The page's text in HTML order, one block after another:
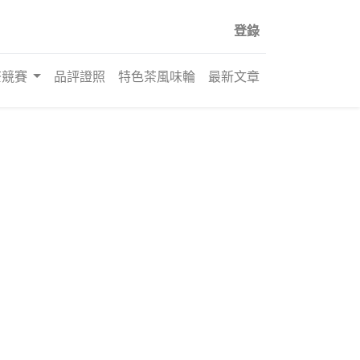
登錄
賽 品評證照 特色茶風味輪 最新文章